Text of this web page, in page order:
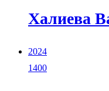
Халиева
2024
1400